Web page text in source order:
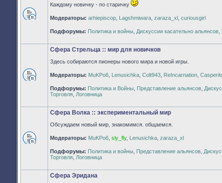
сообщений
Каждому новичку - по старичку
Модераторы: arhiepiscop Lagshmiwara zaraza_xl curiousgirl
Подфорумы: Политика и войны Дискуссии касательно альянсов
непрочитанных
сообщений
Сфера Стрельца :: мир для новичков
Здесь собираются пионеры нового мира и новой игры.
Модераторы: MuKPo6 Lenusichka Colt943 ReIncarnation
Подфорумы: Политика и Войны Представление альянсов
Торговля Логовница
непрочитанных
сообщений
Сфера Волка :: экспериментальный мир
Обсуждаем новый мир, знакомимся. общаемся.
Модераторы: MuKPo6 sly_fly, Lenusichka zaraza_xl
Подфорумы: Политика и войны Представление альянсов
Торговля Логовница
Сфера Эридана